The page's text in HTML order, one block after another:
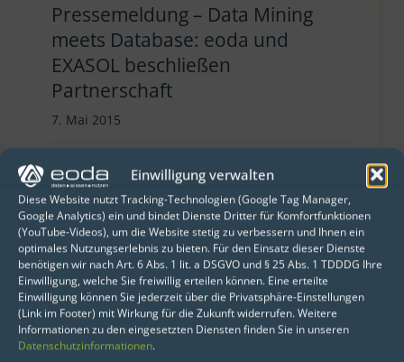
Einwilligung verwalten
Diese Website nutzt Tracking-Technologien (Google Tag Manager,
Google Analytics) ein und bindet Dienste Dritter für Komfortfunktionen
(YouTube-Videos), um die Website stetig zu verbessern und Ihnen ein
optimales Nutzungserlebnis zu bieten. Für den Einsatz dieser Dienste
benötigen wir nach Art. 6 Abs. 1 lit. a DSGVO und § 25 Abs. 1 TDDDG Ihre
Einwilligung, welche Sie freiwillig erteilen können. Eine erteilte
Einwilligung können Sie jederzeit über die Privatsphäre-Einstellungen
(Link im Footer) mit Wirkung für die Zukunft widerrufen. Weitere
Informationen zu den eingesetzten Diensten finden Sie in unseren
Datenschutzinformationen.
Pressemeldung – Data Mining
meets Database: eoda und
EXASOL beschließen
Partnerschaft
7. Mai 2015
Der Kasseler Datenanalyst eoda ist
neuer Partner der EXASOL AG und
verknüpft die In-Memory Datenbank
EXASolution mit seiner
Serviceplattform „Results as a
Service“ – dem bewährten
Lösungsverbund aus analytischen
Applikationen…